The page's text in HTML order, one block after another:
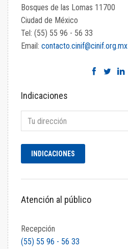
Bosques de las Lomas 11700
Ciudad de México
Tel: (55) 55 96 - 56 33
Email: contacto.cinif@cinif.org.mx
Indicaciones
Atención al público
Recepción
(55) 55 96 - 56 33